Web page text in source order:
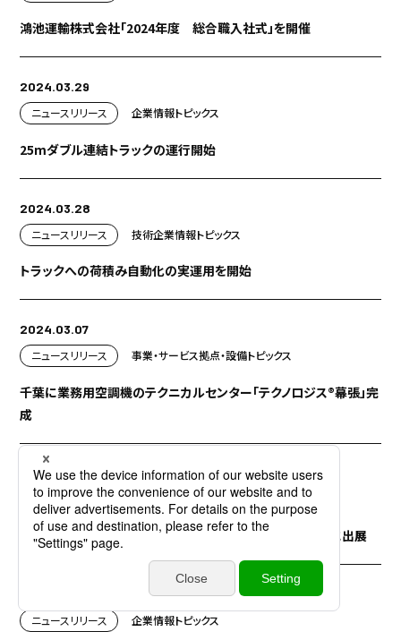
鴻池運輸株式会社「2024年度 総合職入社式」を開催
2024.03.29
ニュースリリース
企業情報トピックス
25mダブル連結トラックの運行開始
2024.03.28
ニュースリリース
技術企業情報トピックス
トラックへの荷積み自動化の実運用を開始
2024.03.07
ニュースリリース
事業・サービス拠点・設備トピックス
千葉に業務用空調機のテクニカルセンター「テクノロジス®幕張」完
成
2024.02.22
お知らせ
展示会・イベントICT・DXトピックス
「EC活用サポートWEEK 第4回テーマ 『アジア市場』」※1に出展
ニュースリリース
企業情報トピックス